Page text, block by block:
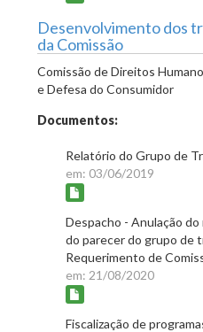
Desenvolvimento dos
da Comissão
Comissão de Direitos
e Defesa do Consumidor
Documentos:
Relatório do Grupo de
em: 03/06/2019
Despacho - Anulação
do parecer do grupo de
Requerimento de
em: 21/08/2020
Fiscalização de